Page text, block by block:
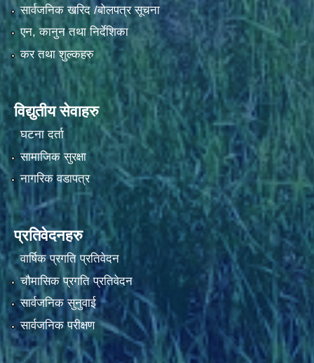
सार्वजनिक खरिद /बोलपत्र सूचना
एन, कानुन तथा निर्देशिका
कर तथा शुल्कहरु
विद्युतीय सेवाहरु
घटना दर्ता
सामाजिक सुरक्षा
नागरिक वडापत्र
प्रतिवेदनहरु
वार्षिक प्रगति प्रतिवेदन
चौमासिक प्रगति प्रतिवेदन
सार्वजनिक सुनुवाई
सार्वजनिक परीक्षण